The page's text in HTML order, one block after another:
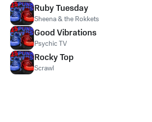
Ruby Tuesday
Sheena & the Rokkets
Good Vibrations
Psychic TV
Rocky Top
Scrawl